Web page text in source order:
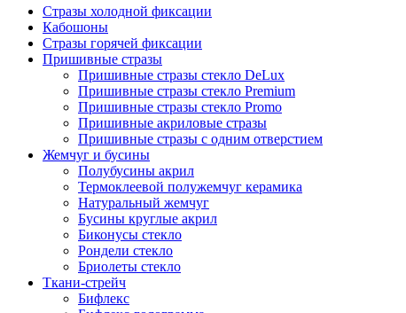
Стразы холодной фиксации
Кабошоны
Стразы горячей фиксации
Пришивные стразы
Пришивные стразы стекло DeLux
Пришивные стразы стекло Premium
Пришивные стразы стекло Promo
Пришивные акриловые стразы
Пришивные стразы с одним отверстием
Жемчуг и бусины
Полубусины акрил
Термоклеевой полужемчуг керамика
Натуральный жемчуг
Бусины круглые акрил
Биконусы стекло
Рондели стекло
Бриолеты стекло
Ткани-стрейч
Бифлекс